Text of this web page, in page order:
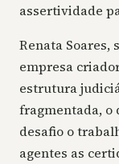
assertividade
Renata Soares,
empresa
estrutura
fragmentada, o
desafio o
agentes as